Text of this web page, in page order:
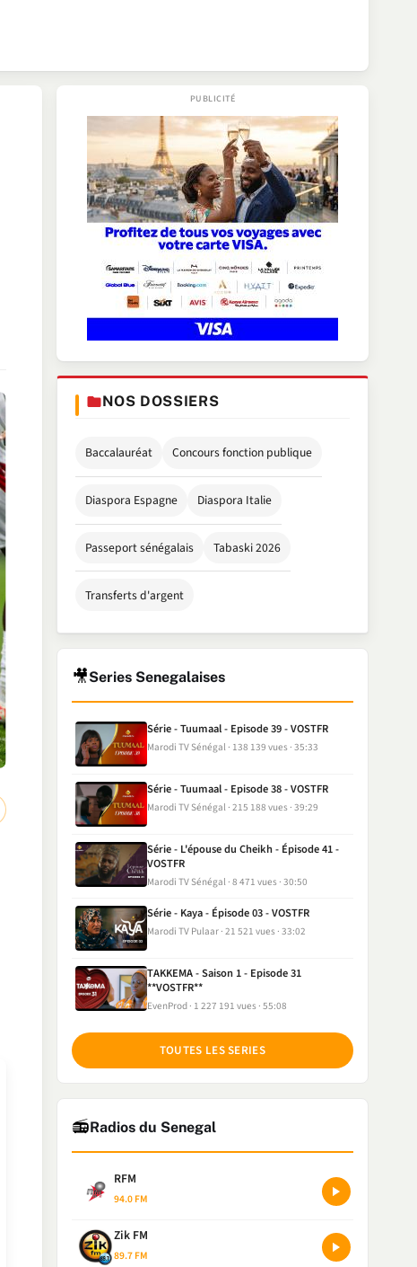
NOS DOSSIERS
Baccalauréat Concours fonction publique
Diaspora Espagne Diaspora Italie
Passeport sénégalais Tabaski 2026
Transferts d'argent
🎥Series Senegalaises
Série - Tuumaal - Episode 39 - VOSTFR
Marodi TV Sénégal 138 139 vues 35:33
Série - Tuumaal - Episode 38 - VOSTFR
Marodi TV Sénégal 215 188 vues 39:29
Série - L'épouse du Cheikh - Épisode 41 -
VOSTFR
Marodi TV Sénégal 8 471 vues 30:50
Série - Kaya - Épisode 03 - VOSTFR
Marodi TV Pulaar 21 521 vues 33:02
TAKKEMA - Saison 1 - Episode 31
**VOSTFR**
EvenProd 1 227 191 vues 55:08
TOUTES LES SERIES
📻Radios du Senegal
RFM
94.0 FM
Zik FM
89.7 FM